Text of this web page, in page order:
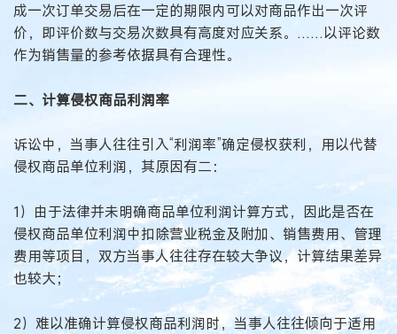
成一次订单交易后在一定的期限内可以对商品作出一次评
价，即评价数与交易次数具有高度对应关系。……以评论数
作为销售量的参考依据具有合理性。
二、计算侵权商品利润率
诉讼中，当事人往往引入“利润率”确定侵权获利，用以代替
侵权商品单位利润，其原因有二：
1）由于法律并未明确商品单位利润计算方式，因此是否在
侵权商品单位利润中扣除营业税金及附加、销售费用、管理
费用等项目，双方当事人往往存在较大争议，计算结果差异
也较大；
2）难以准确计算侵权商品利润时，当事人往往倾向于适用